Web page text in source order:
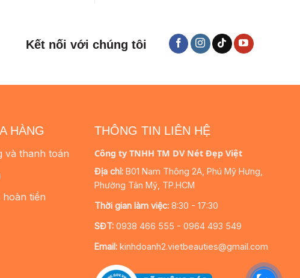
Kết nối với chúng tôi
HÀNG
và thanh toán
tiền
THÔNG TIN LIÊN HỆ
Công ty TNHH TM DV Nét Đẹp Việt
Địa chỉ:B01 Nam Thông 2A, Phú Mỹ Hưng,
Phường Tân Mỹ, TP.HCM
Thời gian làm việc: 8:30 - 17:30
SĐT: 0938 466 555 - 0964 493 549
Email: kinhdoanh2.vietbeauties@gmail.com